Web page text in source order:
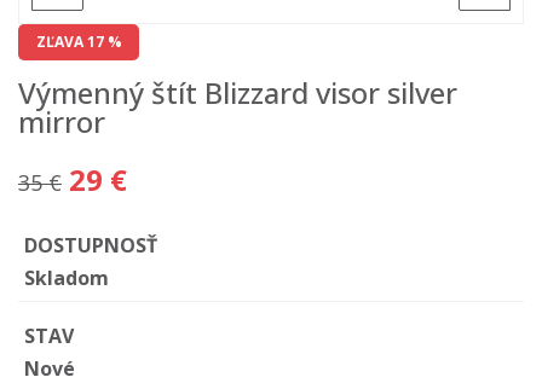
ZĽAVA 17 %
Výmenný štít Blizzard visor silver
mirror
35 € 29 €
DOSTUPNOSŤ
Skladom
STAV
Nové